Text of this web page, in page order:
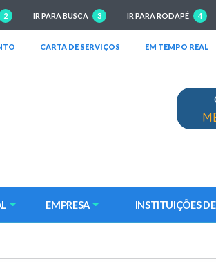
2 IR PARA BUSCA 3 IR PARA RODAPÉ 4
(ABRIRÁ EM NOVA JANELA)
CARTA DE SERVIÇOS (ABRIRÁ EM NOVA
EM TEMPO REAL
EMPRESA INSTITUIÇÕES